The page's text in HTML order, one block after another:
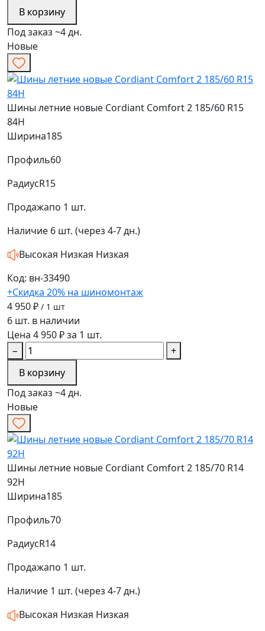
В корзину
Под заказ ~4 дн.
Новые
Шины летние новые Cordiant Comfort 2 185/60 R15
84H
Ширина185
Профиль60
РадиусR15
Продажапо 1 шт.
Наличие 6 шт. (через 4-7 дн.)
Высокая Низкая Низкая
Код: вн-33490
+Скидка 20% на шиномонтаж
4 950 ₽ / 1 шт
6 шт. в наличии
Цена 4 950 ₽ за 1 шт.
−
+
В корзину
Под заказ ~4 дн.
Новые
Шины летние новые Cordiant Comfort 2 185/70 R14
92H
Ширина185
Профиль70
РадиусR14
Продажапо 1 шт.
Наличие 1 шт. (через 4-7 дн.)
Высокая Низкая Низкая